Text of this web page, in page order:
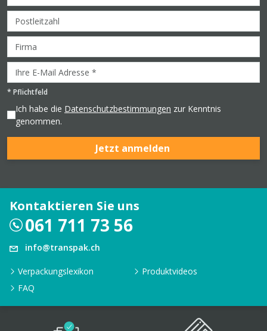
* Pflichtfeld
Ich habe die Datenschutzbestimmungen zur Kenntnis
genommen.
Jetzt anmelden
Kontaktieren Sie uns
061 711 73 56
info@transpak.ch
Verpackungslexikon
Produktvideos
FAQ